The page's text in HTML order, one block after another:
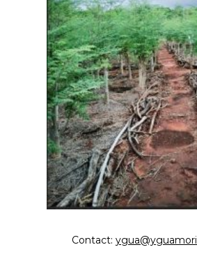
Contact: